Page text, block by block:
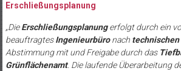
Erschließungsplanung
„DieErschließungsplanungerfolgt durch ein
beauftragtesIngenieurbüronach technischen
Abstimmung mit und Freigabe durch das
Grünflächenamt. Die laufende Überarbeitung